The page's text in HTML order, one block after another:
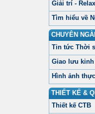
Giải trí - Relax
Tìm hiểu về
CHUYÊN
Tin tức Thời
Giao lưu
Hình ảnh
THIẾT KẾ &
Thiết kế CTB